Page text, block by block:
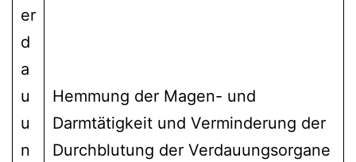
er
d
a
u
u
n
Hemmung der Magen- und
Darmtätigkeit und Verminderung der
Durchblutung der Verdauungsorgane